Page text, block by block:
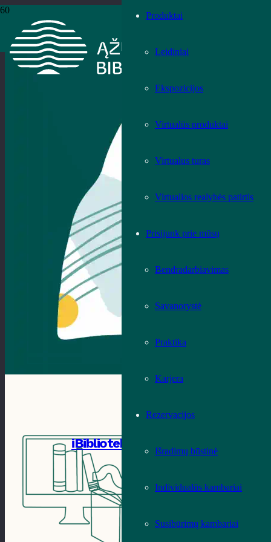
Produktai
Leidiniai
Ekspozicijos
Virtualūs produktai
Virtualus turas
Virtualios realybės patirtis
Prisijunk prie mūsų
Bendradarbiavimas
Savanorystė
Praktika
Karjera
Rezervacijos
Išradimų būstinė
Individualūs kambariai
Susibūrimų kambariai
iBiblioteka